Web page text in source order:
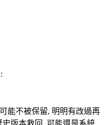
能不被保留, 明明有改過再
版本救回, 可能還是系統